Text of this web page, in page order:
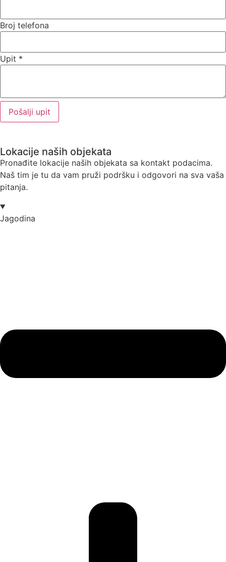
Broj telefona
Upit *
Pošalji upit
Lokacije naših objekata
Pronađite lokacije naših objekata sa kontakt podacima.
Naš tim je tu da vam pruži podršku i odgovori na sva vaša
pitanja.
Jagodina